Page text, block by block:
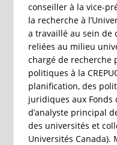
conseiller à la vice-
la recherche à
a travaillé au sein de
reliées au milieu
chargé de recherche
politiques à la
planification, des
juridiques aux Fonds
d’analyste principal
des universités et
Universités Canada).